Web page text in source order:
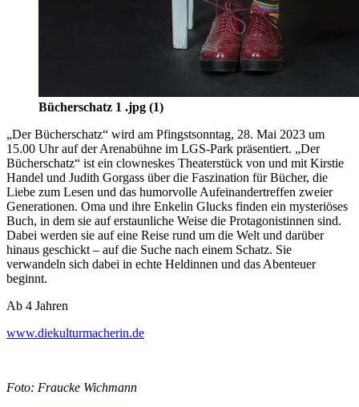
Bücherschatz 1 .jpg (1)
„Der Bücherschatz“ wird am Pfingstsonntag, 28. Mai 2023 um
15.00 Uhr auf der Arenabühne im LGS-Park präsentiert. „Der
Bücherschatz“ ist ein clowneskes Theaterstück von und mit Kirstie
Handel und Judith Gorgass über die Faszination für Bücher, die
Liebe zum Lesen und das humorvolle Aufeinandertreffen zweier
Generationen. Oma und ihre Enkelin Glucks finden ein mysteriöses
Buch, in dem sie auf erstaunliche Weise die Protagonistinnen sind.
Dabei werden sie auf eine Reise rund um die Welt und darüber
hinaus geschickt – auf die Suche nach einem Schatz. Sie
verwandeln sich dabei in echte Heldinnen und das Abenteuer
beginnt.
Ab 4 Jahren
www.diekulturmacherin.de
Foto: Fraucke Wichmann